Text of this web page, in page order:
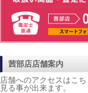
茜部店店舗案内
店舗へのアクセスはこ
見る事が出来ます。